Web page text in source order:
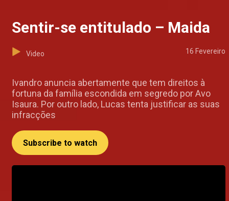
Sentir-se entitulado – Maida
Video 16 Fevereiro
Ivandro anuncia abertamente que tem direitos à
fortuna da família escondida em segredo por Avo
Isaura. Por outro lado, Lucas tenta justificar as suas
infracções
Subscribe to watch